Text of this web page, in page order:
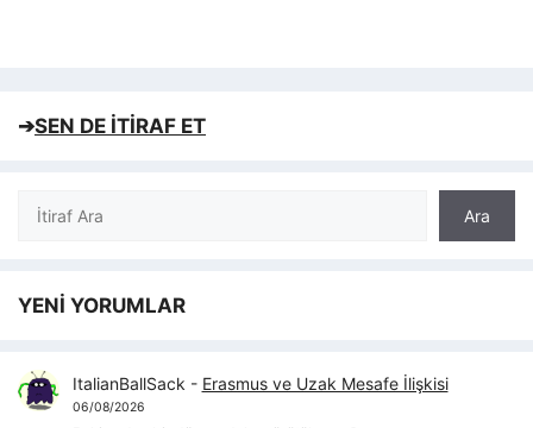
➔SEN DE İTİRAF ET
Ara
Ara
YENİ YORUMLAR
ItalianBallSack - Erasmus ve Uzak Mesafe İlişkisi
06/08/2026